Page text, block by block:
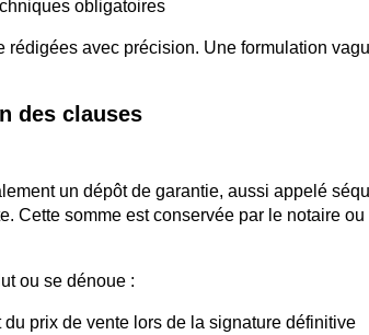
obligatoires
avec précision. Une formulation
des clauses
un dépôt de garantie, aussi appelé
Cette somme est conservée par le notaire ou
ou se dénoue :
prix de vente lors de la signature définitive